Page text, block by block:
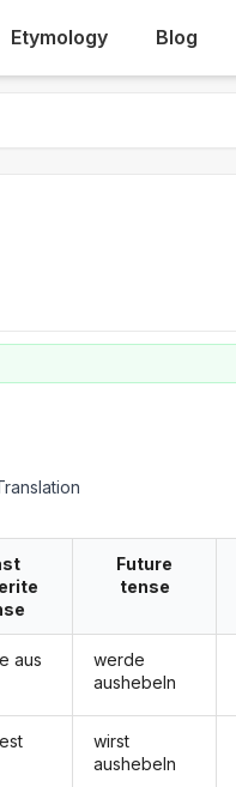
Etymology Blog
aus
Future
tense
werde
aushebeln
wirst
aushebeln